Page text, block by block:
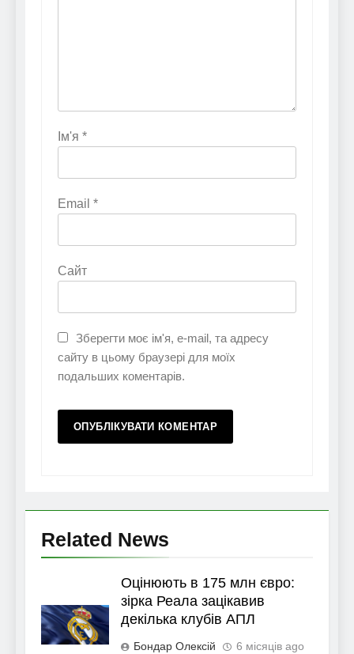
Ім'я *
Email *
Сайт
Зберегти моє ім'я, e-mail, та адресу
сайту в цьому браузері для моїх
подальших коментарів.
Related News
Оцінюють в 175 млн євро:
зірка Реала зацікавив
декілька клубів АПЛ
Бондар Олексій 6 місяців ago